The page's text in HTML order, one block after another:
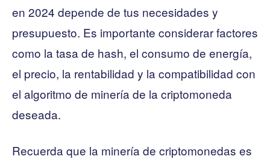
en 2024 depende de tus necesidades y
presupuesto. Es importante considerar factores
como la tasa de hash, el consumo de energía,
el precio, la rentabilidad y la compatibilidad con
el algoritmo de minería de la criptomoneda
deseada.
Recuerda que la minería de criptomonedas es